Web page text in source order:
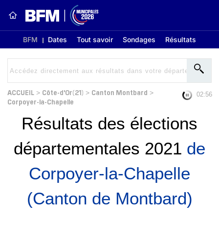
BFM Dates Tout savoir Sondages Résultats
ACCUEIL > Côte-d'Or(21) > Canton Montbard >
Corpoyer-la-Chapelle
02:56
Résultats des élections
départementales 2021 de
Corpoyer-la-Chapelle
(Canton de Montbard)